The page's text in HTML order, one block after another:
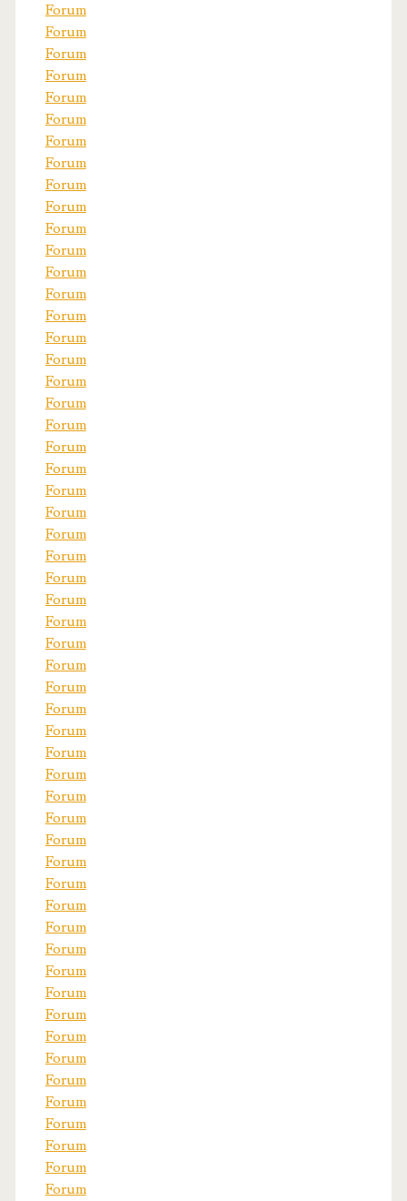
Forum
Forum
Forum
Forum
Forum
Forum
Forum
Forum
Forum
Forum
Forum
Forum
Forum
Forum
Forum
Forum
Forum
Forum
Forum
Forum
Forum
Forum
Forum
Forum
Forum
Forum
Forum
Forum
Forum
Forum
Forum
Forum
Forum
Forum
Forum
Forum
Forum
Forum
Forum
Forum
Forum
Forum
Forum
Forum
Forum
Forum
Forum
Forum
Forum
Forum
Forum
Forum
Forum
Forum
Forum